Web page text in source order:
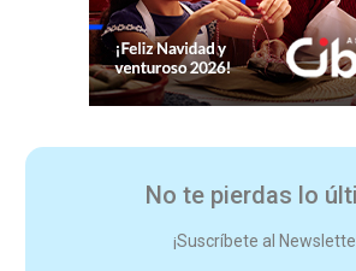
No te pierdas lo
¡Suscríbete al